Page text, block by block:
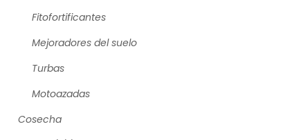
Fitofortificantes
Mejoradores del suelo
Turbas
Motoazadas
Cosecha